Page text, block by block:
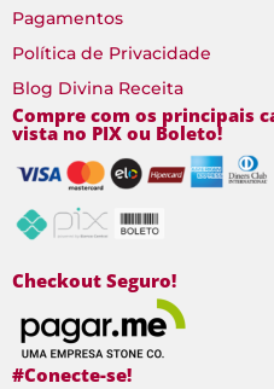
Pagamentos
Política de Privacidade
Blog Divina Receita
Compre com os principais
vista no PIX ou Boleto!
Checkout Seguro!
#Conecte-se!